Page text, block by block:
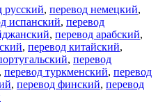
русский, перевод немецкий,
испанский, перевод
, перевод арабский,
, перевод китайский,
, перевод
, перевод туркменский, перевод
, перевод финский, перевод